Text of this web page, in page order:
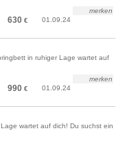
630 € 01.09.24
merken
in ruhiger Lage wartet auf
990 € 01.09.24
merken
wartet auf dich! Du suchst ein